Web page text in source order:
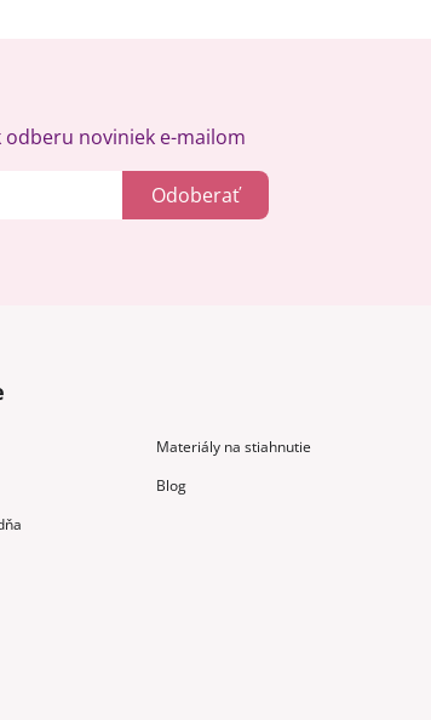
Odoberať
odberu noviniek e-mailom
Materiály na stiahnutie
Blog